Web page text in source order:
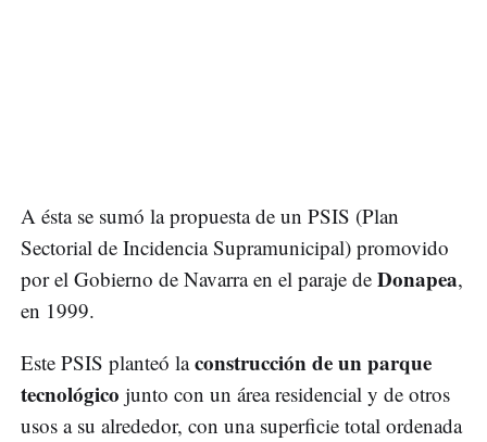
A ésta se sumó la propuesta de un PSIS (Plan
Sectorial de Incidencia Supramunicipal) promovido
por el Gobierno de Navarra en el paraje de Donapea,
en 1999.
Este PSIS planteó laconstrucción de un parque
tecnológico junto con un área residencial y de otros
usos a su alrededor, con una superficie total ordenada